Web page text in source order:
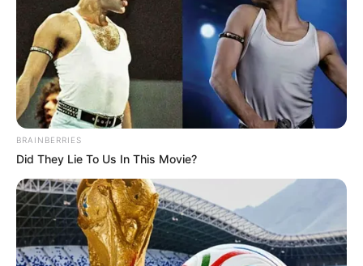
MARÍA FERNANDA CABAL
“Petro es disfuncional, la
cabeza no la tiene normal
y es un peligro para la
sociedad”: María F. Cabal
en La Cariñosa
MARÍA FERNANDA CABAL
María Fernanda Cabal: "El
más malo de todos no es
Gustavo Petro, es Juan
Manuel Santos"
BRAINBERRIES
Did They Lie To Us In This Movie?